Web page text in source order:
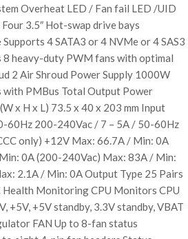
Overheat LED / Fan fail LED /UID
3.5″ Hot-swap drive bays
4 SATA3 or 4 NVMe or 4 SAS3
8 heavy-duty PWM fans with optimal
2 Air Shroud Power Supply 1000W
with PMBus Total Output Power
x H x L) 73.5 x 40 x 203 mm Input
60Hz 200-240Vac / 7 – 5A / 50-60Hz
only) +12V Max: 66.7A / Min: 0A
0A (200-240Vac) Max: 83A / Min:
2.1A / Min: 0A Output Type 25 Pairs
Health Monitoring CPU Monitors CPU
+5V, +5V standby, 3.3V standby, VBAT
FAN Up to 8-fan status